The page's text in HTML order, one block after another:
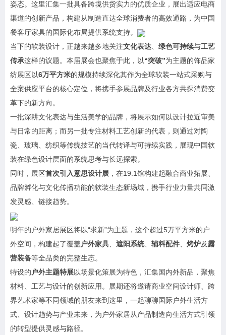
姿态。这里汇集一批具备跨境供货实力的优质企业，展出适应电商
渠道的创新产品，构建从制造直达全球消费者的高效通路，为中国
餐客厅家具的国际化布局提供系统支持。
当下的软装设计，正越来越多地关注文化表达、 绿色可持续与工艺
传承这样的议题。本届展会也聚焦于此，以“突破”为主题的饰品家
纺展区以6万平方米的规模持续深化其作为全球软装一站式采购与
全案供应平台的核心定位，将携手参展品牌及行业各方共探消费变
革下的新方向。
一批深耕文化表达与生活美学的品牌，将展示如何以设计拉近审美
与日常的距离；而另一批专注材料工艺创新的代表，则通过对陶
瓷、玻璃、纺织等传统技艺的当代转译与可持续实践，展现中国软
装在绿色设计层面的系统思考与长远探索。
同时，展区首次引入意思设计展 ，在19.1馆构建起融合商业拓展、
品牌孵化与文化传播功能的软装生态新场域，携手行业力量共同激
发灵感、链接趋势。
明年的户外家居展区将以“求新”为主题，这个超过5万平方米的户
外空间，构建起了覆盖户外家具、 遮阳系统、 辅料配件、 烤炉及露
营装备等全品类的完整生态。
特设的户外主题特展以场景化策展为特色，汇集国内外新品，聚焦
材料、工艺与设计的创新应用。展期还将邀请商业空间设计师、跨
界艺术家等不同领域的朋友来到这里，一起聊聊国际户外生活方
式、设计趋势与产业未来，为户外家居从产品制造向生活方式引领
的转型提供灵感与路径。